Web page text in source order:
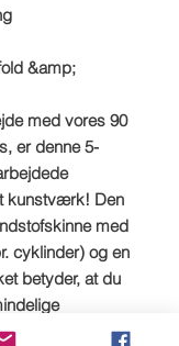
&amp;
med vores 90
er denne 5-
kunstværk! Den
med
cyklinder) og en
betyder, at du
i en rå eller